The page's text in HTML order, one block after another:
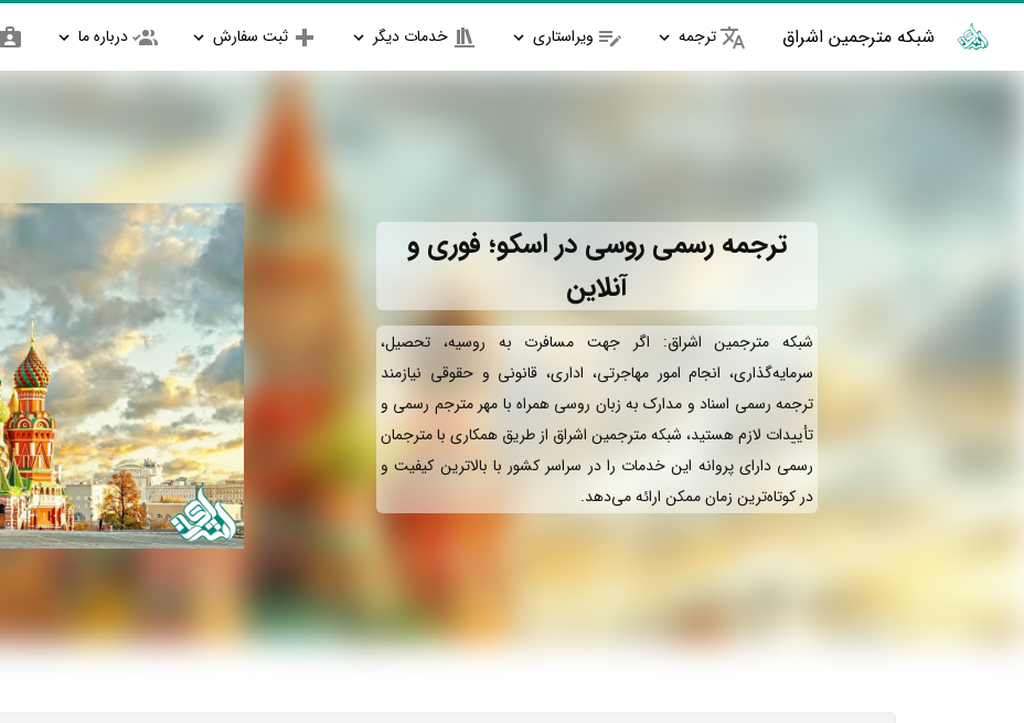
شبکه مترجمین اشراق ترجمه ویراستاری خدمات دیگر ثبت سفارش درباره ما
ترجمه رسمی روسی در اسکو؛ فوری و
آنلاین
شبکه مترجمین اشراق: اگر جهت مسافرت به روسیه، تحصیل،
سرمایه‌گذاری، انجام امور مهاجرتی، اداری، قانونی و حقوقی نیازمند
ترجمه رسمی اسناد و مدارک به زبان روسی همراه با مهر مترجم رسمی و
تأییدات لازم هستید، شبکه مترجمین اشراق از طریق همکاری با مترجمان
رسمی دارای پروانه این خدمات را در سراسر کشور با بالاترین کیفیت و
در کوتاه‌ترین زمان ممکن ارائه می‌دهد.